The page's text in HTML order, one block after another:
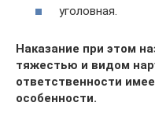
уголовная.
Наказание при этом
тяжестью и видом
ответственности
особенности.